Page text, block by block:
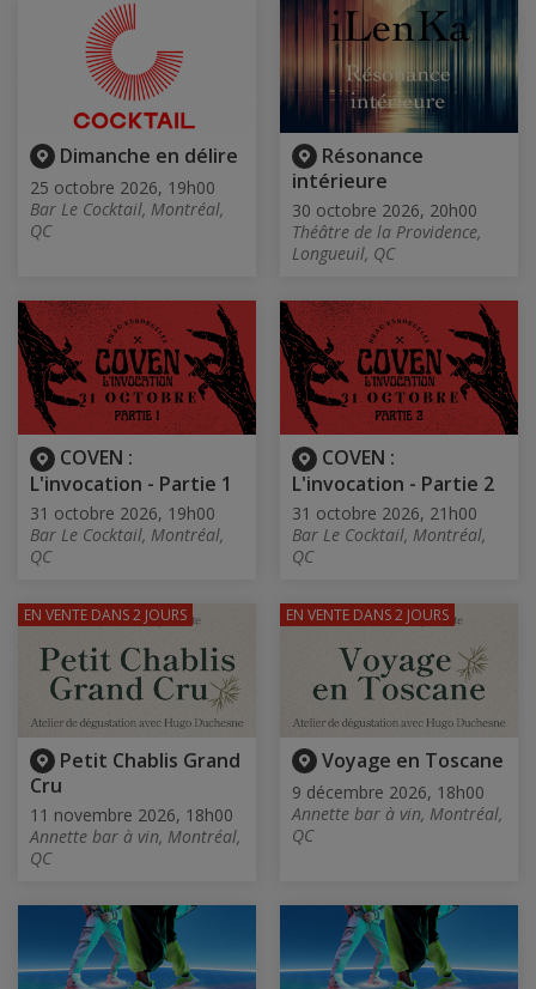
Dimanche en délire
25 octobre 2026, 19h00
Bar Le Cocktail, Montréal,
QC
Résonance
intérieure
30 octobre 2026, 20h00
Théâtre de la Providence,
Longueuil, QC
COVEN :
L'invocation - Partie 1
31 octobre 2026, 19h00
Bar Le Cocktail, Montréal,
QC
COVEN :
L'invocation - Partie 2
31 octobre 2026, 21h00
Bar Le Cocktail, Montréal,
QC
Petit Chablis Grand
Cru
11 novembre 2026, 18h00
Annette bar à vin, Montréal,
QC
EN VENTE DANS 2 JOURS
Voyage en Toscane
9 décembre 2026, 18h00
Annette bar à vin, Montréal,
QC
EN VENTE DANS 2 JOURS